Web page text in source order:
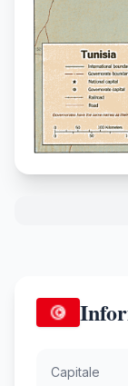
Capitale